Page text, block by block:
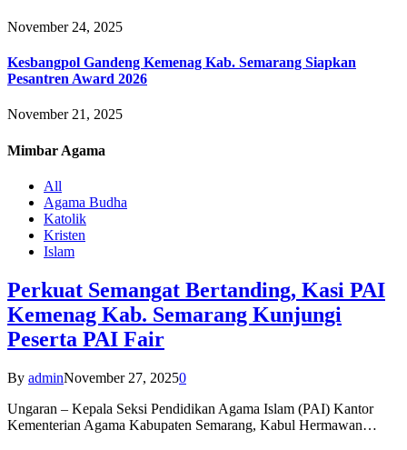
November 24, 2025
Kesbangpol Gandeng Kemenag Kab. Semarang Siapkan
Pesantren Award 2026
November 21, 2025
Mimbar Agama
All
Agama Budha
Katolik
Kristen
Islam
Perkuat Semangat Bertanding, Kasi PAI
Kemenag Kab. Semarang Kunjungi
Peserta PAI Fair
By adminNovember 27, 20250
Ungaran – Kepala Seksi Pendidikan Agama Islam (PAI) Kantor
Kementerian Agama Kabupaten Semarang, Kabul Hermawan…